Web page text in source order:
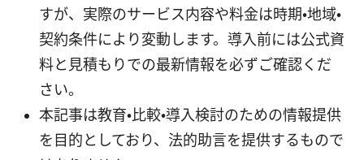
すが、実際のサービス内容や料金は時期・地域・
契約条件により変動します。導入前には公式資
料と見積もりでの最新情報を必ずご確認くだ
さい。
本記事は教育・比較・導入検討のための情報提供
を目的としており、法的助言を提供するもので